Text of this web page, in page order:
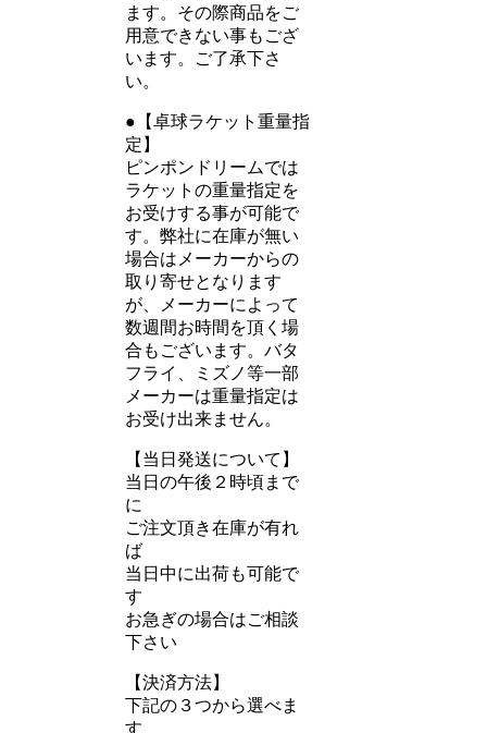
ます。その際商品をご
用意できない事もござ
います。ご了承下さ
い。
●【卓球ラケット重量指
定】
ピンポンドリームでは
ラケットの重量指定を
お受けする事が可能で
す。弊社に在庫が無い
場合はメーカーからの
取り寄せとなります
が、メーカーによって
数週間お時間を頂く場
合もございます。バタ
フライ、ミズノ等一部
メーカーは重量指定は
お受け出来ません。
【当日発送について】
当日の午後２時頃まで
に
ご注文頂き在庫が有れ
ば
当日中に出荷も可能で
す
お急ぎの場合はご相談
下さい
【決済方法】
下記の３つから選べま
す